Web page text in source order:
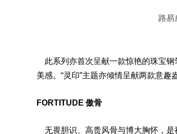
路易
此系列亦首次呈献一款惊艳的珠宝钢
美感。“灵印”主题亦倾情呈献两款意趣
FORTITUDE 傲骨
无畏胆识、高贵风骨与博大胸怀，是